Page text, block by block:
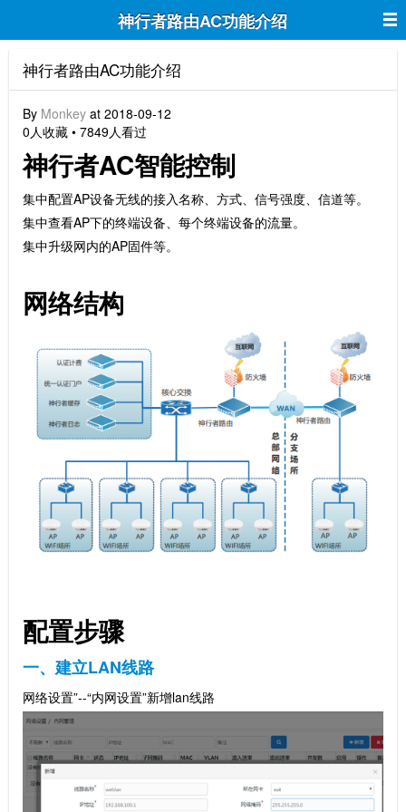
神行者路由AC功能介绍
神行者路由AC功能介绍
By Monkey at 2018-09-12
0人收藏 • 7849人看过
神行者AC智能控制
集中配置AP设备无线的接入名称、方式、信号强度、信道等。
集中查看AP下的终端设备、每个终端设备的流量。
集中升级网内的AP固件等。
网络结构
配置步骤
一、建立LAN线路
网络设置”--“内网设置”新增lan线路